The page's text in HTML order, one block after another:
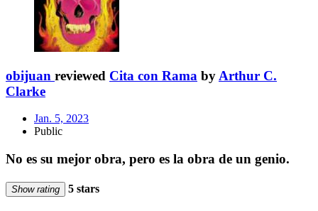
obijuan reviewed Cita con Rama by Arthur C.
Clarke
Jan. 5, 2023
Public
No es su mejor obra, pero es la obra de un genio.
Show rating 5 stars